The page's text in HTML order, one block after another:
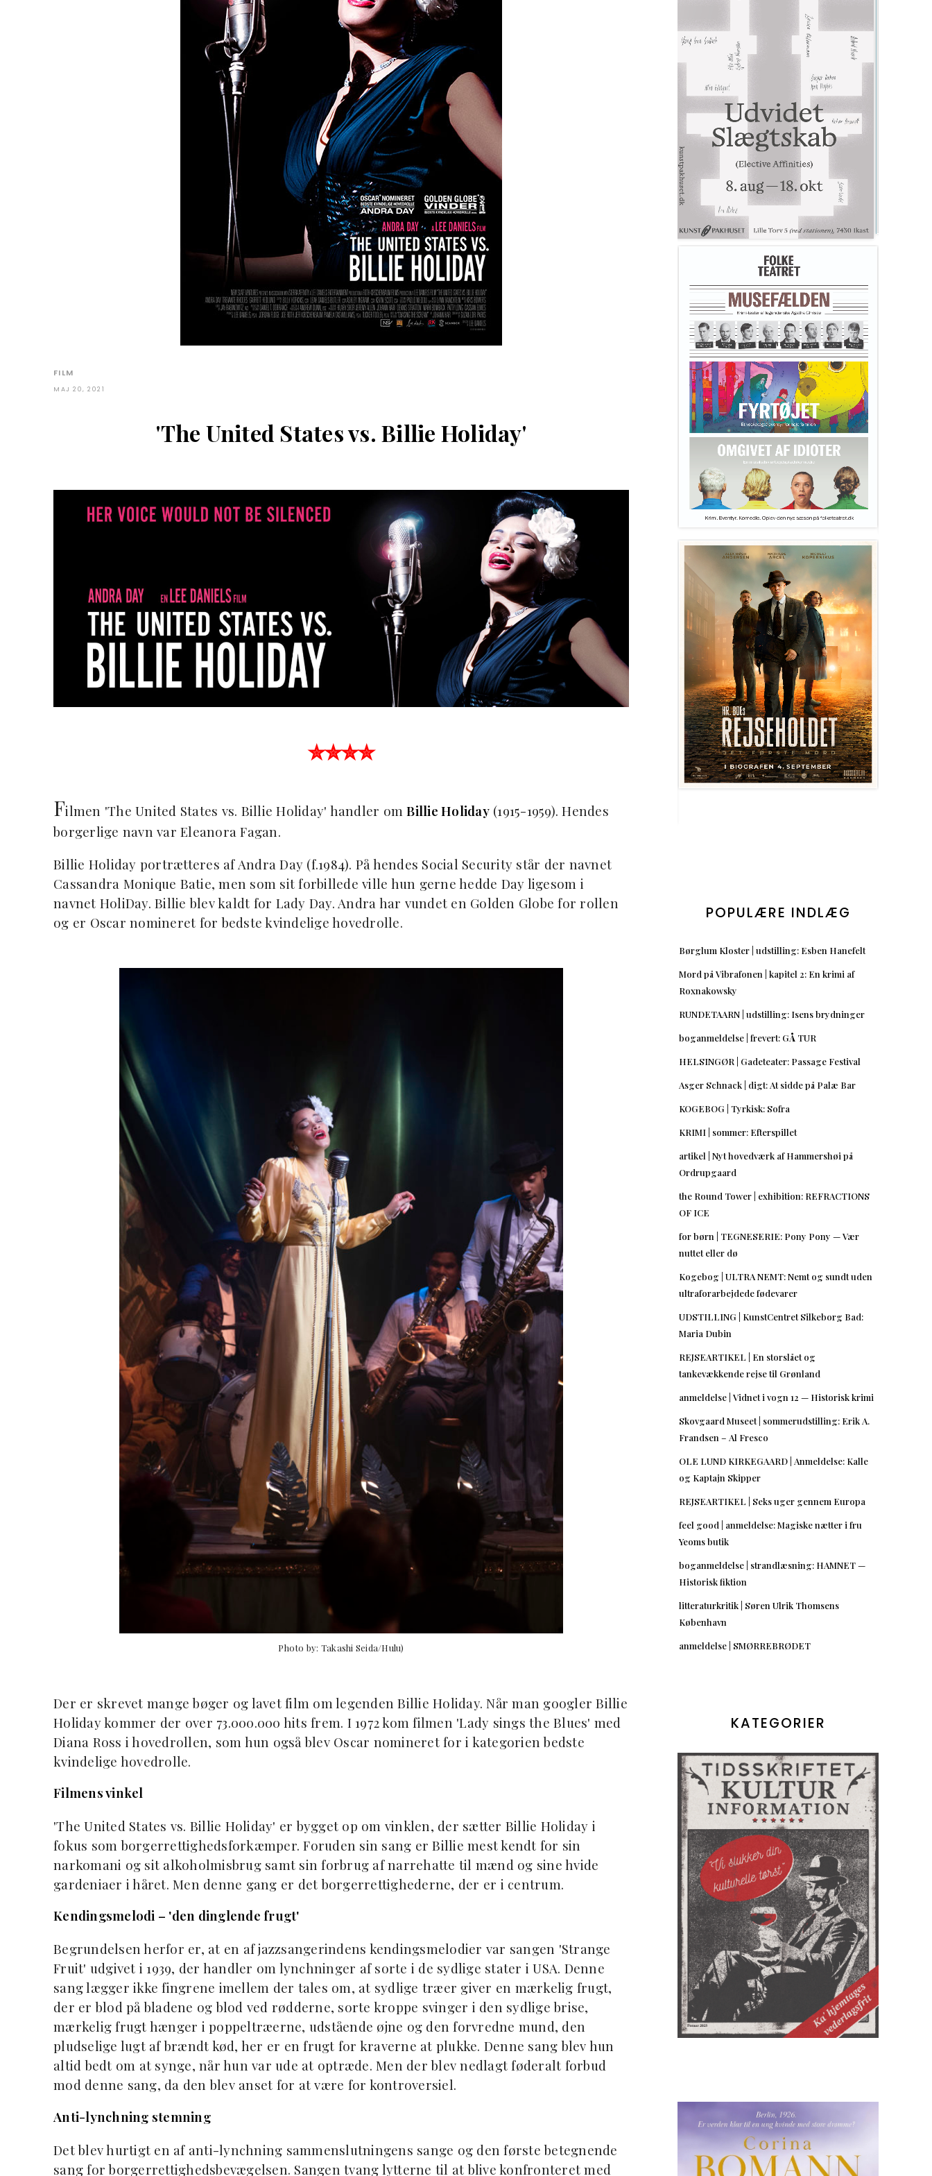
FILM
MAJ 20, 2021
'The United States vs. Billie Holiday'
✮✮✮✮
Filmen 'The United States vs. Billie Holiday' handler omBillie Holiday(1915-1959). Hendes
borgerlige navn var Eleanora Fagan.
Billie Holiday portrætteres af Andra Day (f.1984). På hendes Social Security står der navnet
Cassandra Monique Batie, men som sit forbillede ville hun gerne hedde Day ligesom i
navnet HoliDay. Billie blev kaldt for Lady Day. Andra har vundet en Golden Globe for rollen
og er Oscar nomineret for bedste kvindelige hovedrolle.
Photo by: Takashi Seida/Hulu)
Der er skrevet mange bøger og lavet film om legenden Billie Holiday. Når man googler Billie
Holiday kommer der over 73.000.000 hits frem. I 1972 kom filmen 'Lady sings the Blues' med
Diana Ross i hovedrollen, som hun også blev Oscar nomineret for i kategorien bedste
kvindelige hovedrolle.
Filmens vinkel
'The United States vs. Billie Holiday' er bygget op om vinklen, der sætter Billie Holiday i
fokus som borgerrettighedsforkæmper. Foruden sin sang er Billie mest kendt for sin
narkomani og sit alkoholmisbrug samt sin forbrug af narrehatte til mænd og sine hvide
gardeniaer i håret. Men denne gang er det borgerrettighederne, der er i centrum.
Kendingsmelodi – 'den dinglende frugt'
Begrundelsen herfor er, at en af jazzsangerindens kendingsmelodier var sangen 'Strange
Fruit' udgivet i 1939, der handler om lynchninger af sorte i de sydlige stater i USA. Denne
sang lægger ikke fingrene imellem der tales om, at sydlige træer giver en mærkelig frugt,
der er blod på bladene og blod ved rødderne, sorte kroppe svinger i den sydlige brise,
mærkelig frugt hænger i poppeltræerne, udstående øjne og den forvredne mund, den
pludselige lugt af brændt kød, her er en frugt for kraverne at plukke. Denne sang blev hun
altid bedt om at synge, når hun var ude at optræde. Men der blev nedlagt føderalt forbud
mod denne sang, da den blev anset for at være for kontroversiel.
Anti-lynchning stemning
Det blev hurtigt en af anti-lynchning sammenslutningens sange og den første betegnende
sang for borgerrettighedsbevægelsen. Sangen tvang lytterne til at blive konfronteret med
POPULÆRE INDLÆG
Børglum Kloster | udstilling: Esben Hanefelt
Mord på Vibrafonen | kapitel 2: En krimi af
Roxnakowsky
RUNDETAARN | udstilling: Isens brydninger
boganmeldelse | frevert: GÅ TUR
HELSINGØR | Gadeteater: Passage Festival
Asger Schnack | digt: At sidde på Palæ Bar
KOGEBOG | Tyrkisk: Sofra
KRIMI | sommer: Efterspillet
artikel | Nyt hovedværk af Hammershøi på
Ordrupgaard
the Round Tower | exhibition: REFRACTIONS
OF ICE
for børn | TEGNESERIE: Pony Pony — Vær
nuttet eller dø
Kogebog | ULTRA NEMT: Nemt og sundt uden
ultraforarbejdede fødevarer
UDSTILLING | KunstCentret Silkeborg Bad:
Maria Dubin
REJSEARTIKEL | En storslået og
tankevækkende rejse til Grønland
anmeldelse | Vidnet i vogn 12 — Historisk krimi
Skovgaard Museet | sommerudstilling: Erik A.
Frandsen – Al Fresco
OLE LUND KIRKEGAARD | Anmeldelse: Kalle
og Kaptajn Skipper
REJSEARTIKEL | Seks uger gennem Europa
feel good | anmeldelse: Magiske nætter i fru
Yeoms butik
boganmeldelse | strandlæsning: HAMNET —
Historisk fiktion
litteraturkritik | Søren Ulrik Thomsens
København
anmeldelse | SMØRREBRØDET
KATEGORIER